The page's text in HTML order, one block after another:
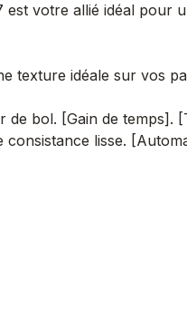
est votre allié idéal pour
texture idéale sur vos
bol. [Gain de temps].
lisse.